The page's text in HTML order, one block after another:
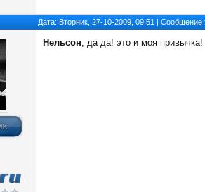
Дата: Вторник, 27-10-2009, 09:51 |
Нельсон, да да! это и моя